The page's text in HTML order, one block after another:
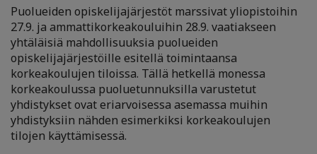
Puolueiden opiskelijajärjestöt marssivat yliopistoihin
27.9. ja ammattikorkeakouluihin 28.9. vaatiakseen
yhtäläisiä mahdollisuuksia puolueiden
opiskelijajärjestöille esitellä toimintaansa
korkeakoulujen tiloissa. Tällä hetkellä monessa
korkeakoulussa puoluetunnuksilla varustetut
yhdistykset ovat eriarvoisessa asemassa muihin
yhdistyksiin nähden esimerkiksi korkeakoulujen
tilojen käyttämisessä.